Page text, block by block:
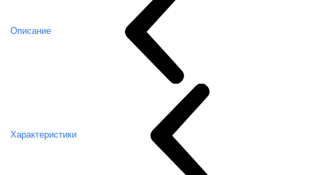
Описание
Характеристики